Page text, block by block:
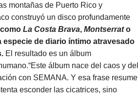
montañas de Puerto Rico y
construyó un disco profundamente
La Costa Brava, Montserrato
de diario íntimo atravesado
El resultado es un álbum
álbum nace del caos y del
con SEMANA. Y esa frase resume
esconder las cicatrices, sino